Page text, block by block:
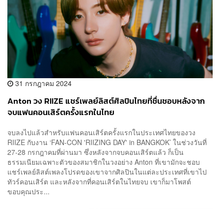
31 กรกฎาคม 2024
Anton วง RIIZE แชร์เพลย์ลิสต์ศิลปินไทยที่ชื่นชอบหลังจาก
จบแฟนคอนเสิร์ตครั้งแรกในไทย
จบลงไปแล้วสำหรับแฟนคอนเสิร์ตครั้งแรกในประเทศไทยของวง
RIIZE กับงาน ‘FAN-CON 'RIIZING DAY' in BANGKOK’ ในช่วงวันที่
27-28 กรกฎาคมที่ผ่านมา ซึ่งหลังจากจบคอนเสิร์ตแล้ว ก็เป็น
ธรรมเนียมเฉพาะตัวของสมาชิกในวงอย่าง Anton ที่เขามักจะชอบ
แชร์เพลย์ลิสต์เพลงโปรดของเขาจากศิลปินในแต่ละประเทศที่เขาไป
ทัวร์คอนเสิร์ต และหลังจากที่คอนเสิร์ตในไทยจบ เขาก็มาโพสต์
ขอบคุณประ...